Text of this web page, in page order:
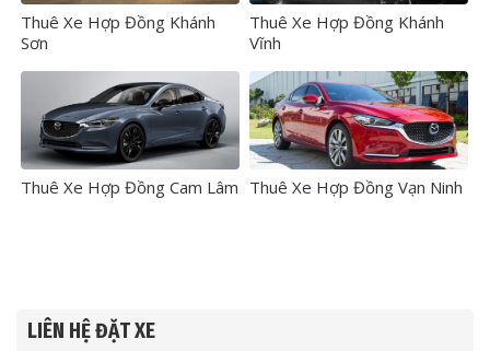
Thuê Xe Hợp Đồng Khánh
Sơn
Thuê Xe Hợp Đồng Khánh
Vĩnh
Thuê Xe Hợp Đồng Cam Lâm Thuê Xe Hợp Đồng Vạn Ninh
LIÊN HỆ ĐẶT XE